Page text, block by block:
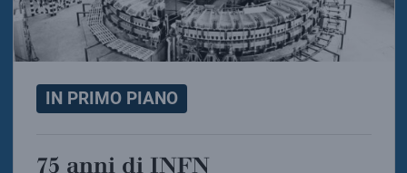
IN PRIMO PIANO
75 anni di INFN